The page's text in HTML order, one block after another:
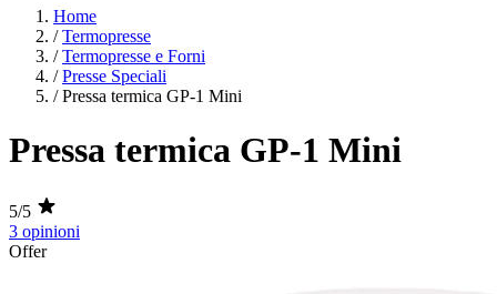
Home
/ Termopresse
/ Termopresse e Forni
/ Presse Speciali
/ Pressa termica GP-1 Mini
Pressa termica GP-1 Mini
5/5
3 opinioni
Offer